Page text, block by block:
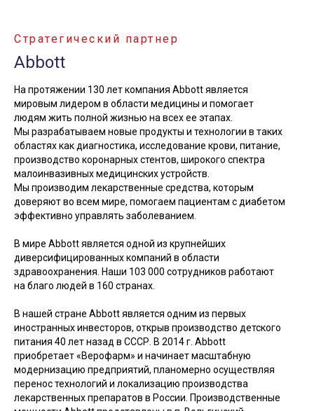
Стратегический партнер
Abbott
На протяжении 130 лет компания Abbott является
мировым лидером в области медицины и помогает
людям жить полной жизнью на всех ее этапах.
Мы разрабатываем новые продукты и технологии в таких
областях как диагностика, исследование крови, питание,
производство коронарных стентов, широкого спектра
малоинвазивных медицинских устройств.
Мы производим лекарственные средства, которым
доверяют во всем мире, помогаем пациентам с диабетом
эффективно управлять заболеванием.
В мире Abbott является одной из крупнейших
диверсифицированных компаний в области
здравоохранения. Наши 103 000 сотрудников работают
на благо людей в 160 странах.
В нашей стране Abbott является одним из первых
иностранных инвесторов, открыв производство детского
питания 40 лет назад в СССР. В 2014 г. Abbott
приобретает «Верофарм» и начинает масштабную
модернизацию предприятий, планомерно осуществляя
перенос технологий и локализацию производства
лекарственных препаратов в России. Производственные